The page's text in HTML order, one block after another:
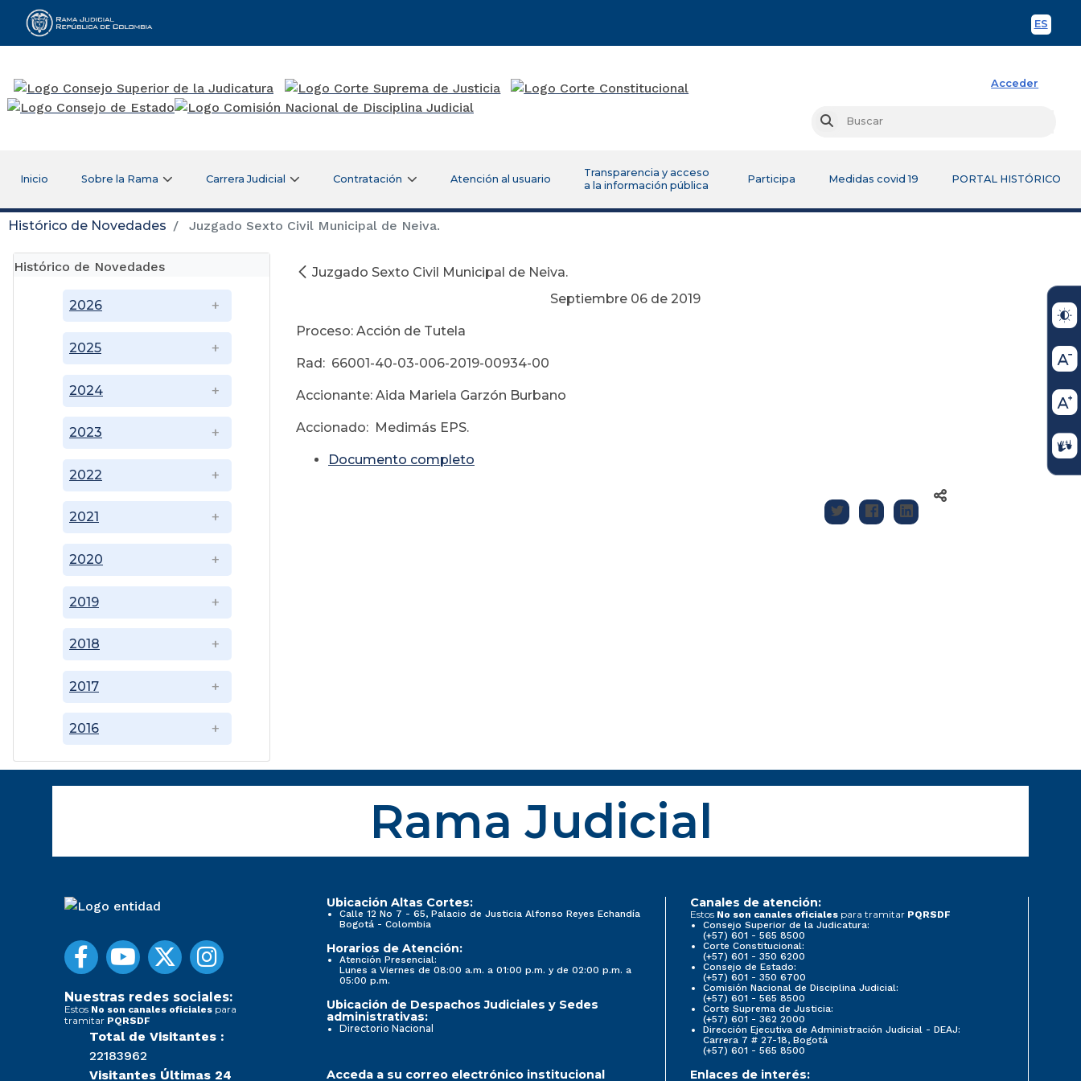
ES
Rama Judicial
Acceder
Buscar
Inicio Sobre la Rama Carrera Judicial Contratación Atención al usuario
Transparencia y acceso
a la información pública
Participa Medidas covid 19 PORTAL HISTÓRICO
Histórico de Novedades Juzgado Sexto Civil Municipal de Neiva.
Histórico de Novedades
2016
2017
2018
2019
2020
2021
2022
2023
2024
2025
2026
Juzgado Sexto Civil Municipal de Neiva.
Septiembre 06 de 2019
Proceso: Acción de Tutela
Rad: 66001-40-03-006-2019-00934-00
Accionante: Aida Mariela Garzón Burbano
Accionado: Medimás EPS.
Documento completo
Rama Judicial
Nuestras redes sociales:
Estos No son canales oficiales para
tramitar PQRSDF
Total de Visitantes :
22183962
Visitantes Últimas 24
Ubicación Altas Cortes:
Calle 12 No 7 - 65, Palacio de Justicia Alfonso Reyes Echandía
Bogotá - Colombia
Horarios de Atención:
Atención Presencial:
Lunes a Viernes de 08:00 a.m. a 01:00 p.m. y de 02:00 p.m. a
05:00 p.m.
Ubicación de Despachos Judiciales y Sedes
administrativas:
Directorio Nacional
Canales de atención:
Estos No son canales oficiales para tramitar PQRSDF
Consejo Superior de la Judicatura:
(+57) 601 - 565 8500
Corte Constitucional:
(+57) 601 - 350 6200
Consejo de Estado:
(+57) 601 - 350 6700
Comisión Nacional de Disciplina Judicial:
(+57) 601 - 565 8500
Corte Suprema de Justicia:
(+57) 601 - 362 2000
Dirección Ejecutiva de Administración Judicial - DEAJ:
Carrera 7 # 27-18, Bogotá
(+57) 601 - 565 8500
Acceda a su correo electrónico institucional Enlaces de interés: